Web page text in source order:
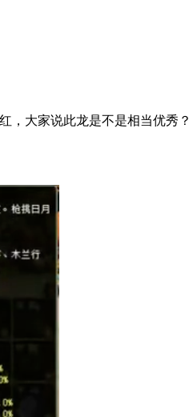
大家说此龙是不是相当优秀？